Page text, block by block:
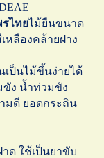
ไทยไม้ยืนขนาด
หลืองคล้ายฝาง
เป็นไม้ขึ้นง่ายได้
ง น้ำท่วมขัง
มดี ยอดกระถิน
าด ใช้เป็นยาขับ